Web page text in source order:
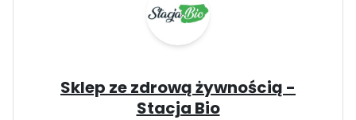
Sklep ze zdrową żywnością -
Stacja Bio